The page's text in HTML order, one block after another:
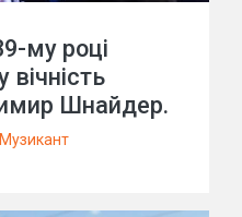
му році
вічність
Шнайдер.
Музикант